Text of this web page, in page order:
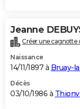
Jeanne
Créer une cagnotte
Naissance
14/11/1897 à Bruay-
Décès
03/10/1986 à